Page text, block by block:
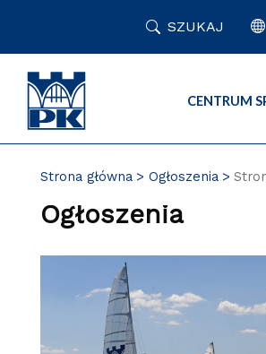
SZUKAJ
CENTRUM
Strona główna Ogłoszenia
Ogłoszenia